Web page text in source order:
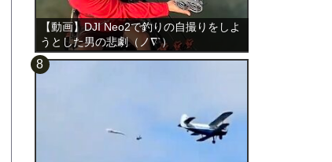
【動画】DJI Neo2で釣りの自撮りをしよ
うとした男の悲劇（ノ∇`）